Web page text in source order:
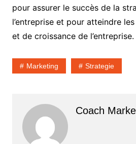
pour assurer le succès de la
l’entreprise et pour atteindre
et de croissance de l’entreprise.
Marketing Strategie
Coach